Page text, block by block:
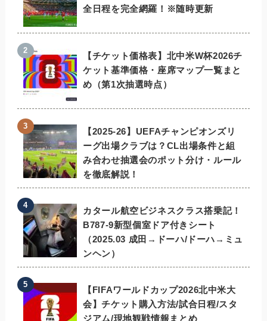
全日程を完全網羅！※随時更新
【チケット価格表】北中米W杯2026チ
ケット基準価格・座席マップ一覧まと
め（第1次抽選時点）
【2025-26】UEFAチャンピオンズリ
ーグ出場クラブは？CL出場条件と組
み合わせ抽選会のポット分け・ルール
を徹底解説！
カタール航空ビジネスクラス搭乗記！
B787-9新型個室ドア付きシート
（2025.03 成田→ドーハ/ドーハ→ミュ
ンヘン）
【FIFAワールドカップ2026北中米大
会】チケット購入方法/試合日程/スタ
ジアム/現地観戦情報まとめ